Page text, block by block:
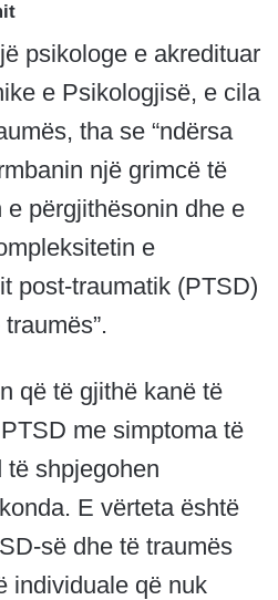
psikologe e akredituar
e Psikologjisë, e cila
tha se “ndërsa
një grimcë të
përgjithësonin dhe e
e
post-traumatik (PTSD)
që të gjithë kanë të
me simptoma të
të shpjegohen
E vërteta është
së dhe të traumës
individuale që nuk